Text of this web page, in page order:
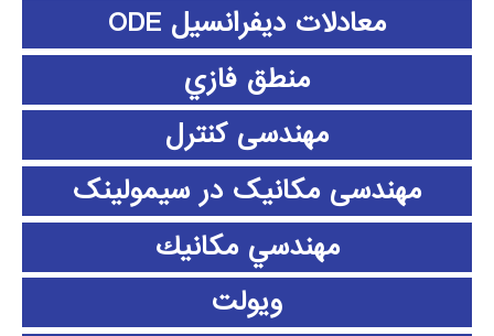
معادلات دیفرانسیل ODE
منطق فازي
مهندسی کنترل
مهندسی مکانیک در سیمولینک
مهندسي مكانيك
ویولت